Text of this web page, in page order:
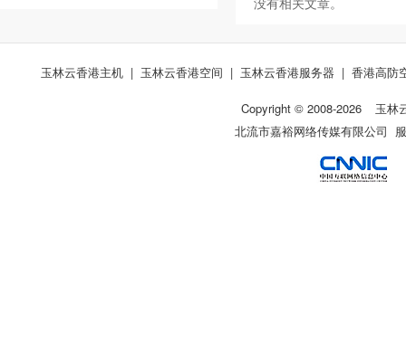
没有相关文章。
玉林云香港主机 | 玉林云香港空间 | 玉林云香港服务器 | 香港高防
Copyright © 2008-2026
玉林
北流市嘉裕网络传媒有限公司